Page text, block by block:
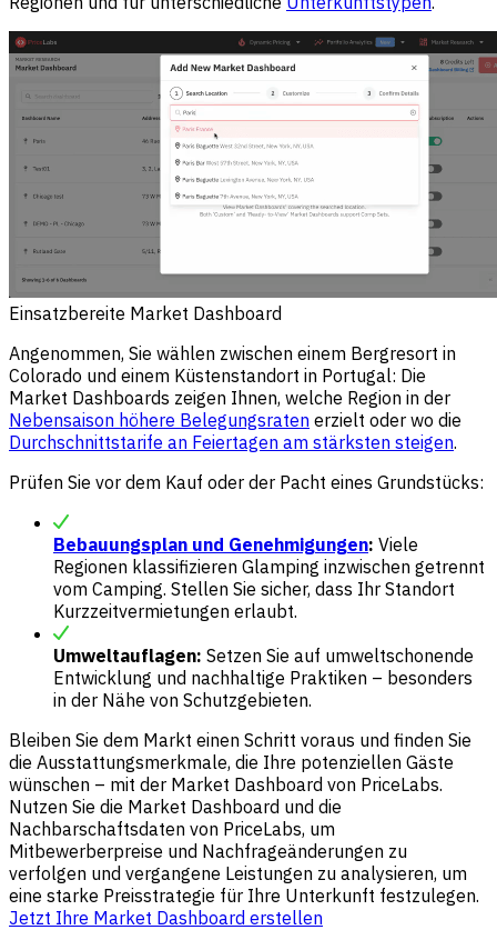
Einsatzbereite Market Dashboard
Angenommen, Sie wählen zwischen einem Bergresort in
Colorado und einem Küstenstandort in Portugal: Die
Market Dashboards zeigen Ihnen, welche Region in der
Nebensaison höhere Belegungsraten erzielt oder wo die
Durchschnittstarife an Feiertagen am stärksten steigen.
Prüfen Sie vor dem Kauf oder der Pacht eines Grundstücks:
Bebauungsplan und Genehmigungen: Viele
Regionen klassifizieren Glamping inzwischen getrennt
vom Camping. Stellen Sie sicher, dass Ihr Standort
Kurzzeitvermietungen erlaubt.
Umweltauflagen: Setzen Sie auf umweltschonende
Entwicklung und nachhaltige Praktiken – besonders
in der Nähe von Schutzgebieten.
Bleiben Sie dem Markt einen Schritt voraus und finden Sie
die Ausstattungsmerkmale, die Ihre potenziellen Gäste
wünschen – mit der Market Dashboard von PriceLabs.
Nutzen Sie die Market Dashboard und die
Nachbarschaftsdaten von PriceLabs, um
Mitbewerberpreise und Nachfrageänderungen zu
verfolgen und vergangene Leistungen zu analysieren, um
eine starke Preisstrategie für Ihre Unterkunft festzulegen.
Jetzt Ihre Market Dashboard erstellen